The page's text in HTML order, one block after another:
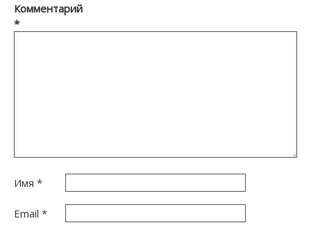
Комментарий
*
Имя *
Email *